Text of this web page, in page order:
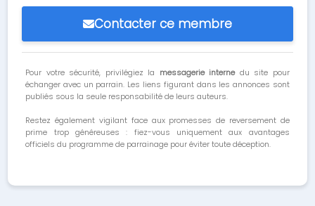
Contacter ce membre
Pour votre sécurité, privilégiez la messagerie internedu site pour
échanger avec un parrain. Les liens figurant dans les annonces sont
publiés sous la seule responsabilité de leurs auteurs.
Restez également vigilant face aux promesses de reversement de
prime trop généreuses : fiez-vous uniquement aux avantages
officiels du programme de parrainage pour éviter toute déception.